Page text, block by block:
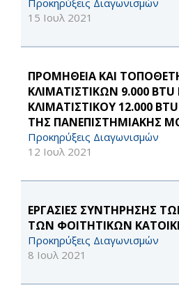
Προκηρύξεις Διαγωνισμών
15 Ιουλ 2021
ΠΡΟΜΗΘΕΙΑ ΚΑΙ
ΚΛΙΜΑΤΙΣΤΙΚΩΝ 9.000 BTU
ΚΛΙΜΑΤΙΣΤΙΚΟΥ 12.000
ΤΗΣ ΠΑΝΕΠΙΣΤΗΜΙΑΚΗΣ
Προκηρύξεις Διαγωνισμών
12 Ιουλ 2021
ΕΡΓΑΣΙΕΣ ΣΥΝΤΗΡΗΣΗΣ
ΤΩΝ ΦΟΙΤΗΤΙΚΩΝ
Προκηρύξεις Διαγωνισμών
8 Ιουλ 2021